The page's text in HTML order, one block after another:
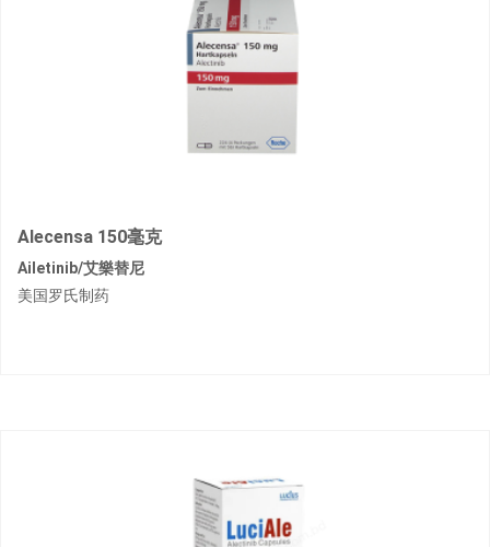
Alecensa 150毫克
Ailetinib/艾樂替尼
美国罗氏制药